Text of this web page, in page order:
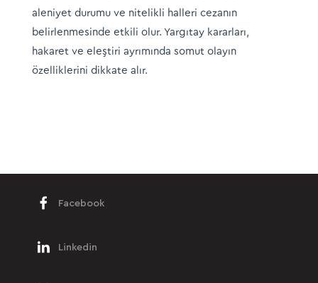
aleniyet durumu ve nitelikli halleri cezanın
belirlenmesinde etkili olur. Yargıtay kararları,
hakaret ve eleştiri ayrımında somut olayın
özelliklerini dikkate alır.​
Facebook
Linkedin